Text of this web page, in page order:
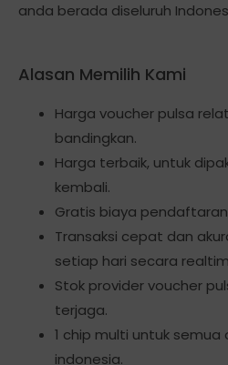
anda berada diseluruh
Alasan Memilih Kami
Harga voucher pulsa
bandingkan.
Harga terbaik, untuk
kembali.
Gratis biaya
Transaksi cepat dan
setiap hari secara
Stok provider voucher
terjaga.
1 chip multi untuk
indonesia.